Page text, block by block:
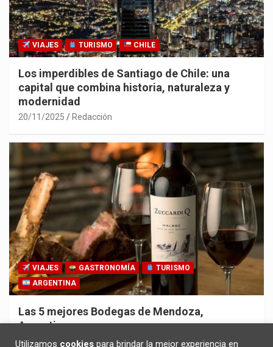
VIAJES TURISMO CHILE
Los imperdibles de Santiago de Chile: una
capital que combina historia, naturaleza y
modernidad
20/11/2025 Redacción
VIAJES GASTRONOMÍA
TURISMO
ARGENTINA
Las 5 mejores Bodegas de Mendoza,
Argentina
30/10/2025 Redacción
Utilizamos cookies para brindar la mejor experiencia en